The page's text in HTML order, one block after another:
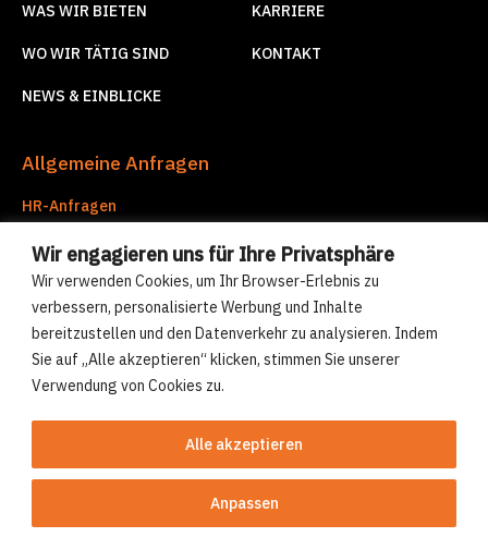
Wir engagieren uns für Ihre Privatsphäre
Wir verwenden Cookies, um Ihr Browser-Erlebnis zu
verbessern, personalisierte Werbung und Inhalte
bereitzustellen und den Datenverkehr zu analysieren. Indem
Sie auf „Alle akzeptieren“ klicken, stimmen Sie unserer
Verwendung von Cookies zu.
Anpassen
Alle akzeptieren
WAS WIR BIETEN
WO WIR TÄTIG SIND
NEWS & EINBLICKE
KARRIERE
KONTAKT
Allgemeine Anfragen
HR-Anfragen
hr@compre-group.com
Unternehmensdienstleistungen
corporate.services@compre-group.com
© Compre Group 2026
Cookies-Politik